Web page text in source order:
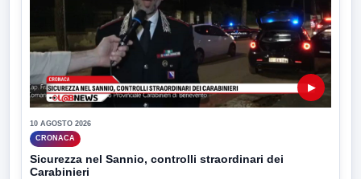
▶
10 AGOSTO 2026
CRONACA
Sicurezza nel Sannio, controlli straordinari dei
Carabinieri